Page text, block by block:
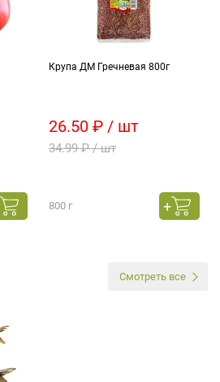
Крупа ДМ Гречневая 800г
26.50 ₽ / шт
34.99 ₽ / шт
800 г
Смотреть все